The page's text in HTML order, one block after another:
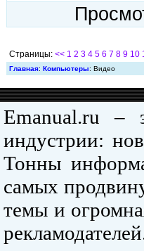
Страницы: << 1 2 3 4 5 6 7 8 9 10
Главная: Компьютеры: Видео
Emanual.ru –
индустрии:
Тонны
самых
темы и